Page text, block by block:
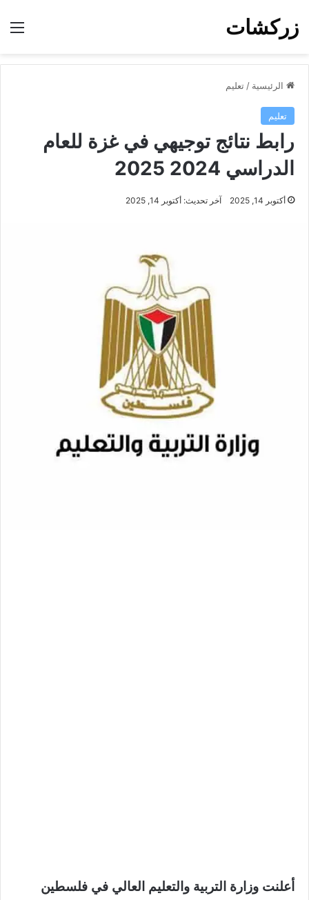
زركشات
الرئيسية / تعليم
تعليم
رابط نتائج توجيهي في غزة للعام
الدراسي 2024 2025
أكتوبر 14, 2025 آخر تحديث: أكتوبر 14, 2025
أعلنت وزارة التربية والتعليم العالي في فلسطين